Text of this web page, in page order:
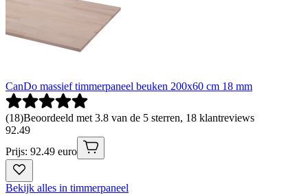
CanDo massief timmerpaneel beuken 200x60 cm 18 mm
(18)Beoordeeld met 3.8 van de 5 sterren, 18 klantreviews
92.49
Prijs: 92.49 euro
Bekijk alles in timmerpaneel